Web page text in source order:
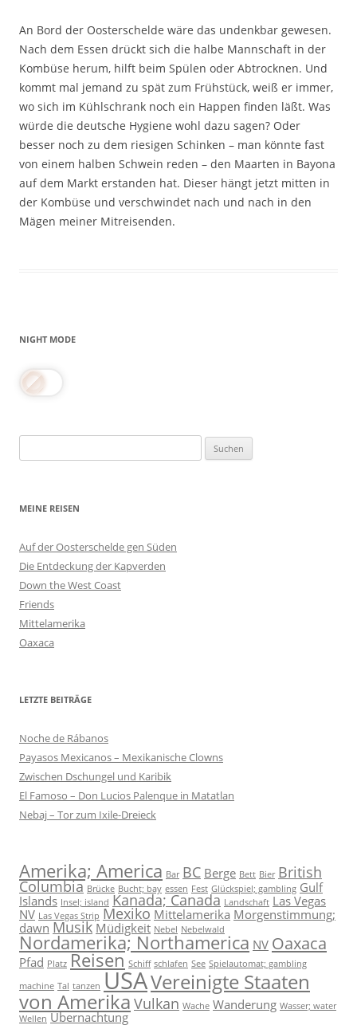
An Bord der Oosterschelde wäre das undenkbar gewesen.
Nach dem Essen drückt sich die halbe Mannschaft in der
Kombüse herum, hilft beim Spülen oder Abtrocknen. Und
kommt mal jemand zu spät zum Frühstück, weiß er immer,
wo sich im Kühlschrank noch ein Happen finden läßt. Was
würde die deutsche Hygiene wohl dazu sagen? Oder
besser noch zu dem riesigen Schinken – man könnte fast
von einem halben Schwein reden – den Maarten in Bayona
auf dem Markt erstanden hat. Dieser hängt jetzt mitten in
der Kombüse und verschwindet nach und nach in den
Mägen meiner Mitreisenden.
NIGHT MODE
nach:
MEINE REISEN
Auf der Oosterschelde gen Süden
Die Entdeckung der Kapverden
Down the West Coast
Friends
Mittelamerika
Oaxaca
LETZTE BEITRÄGE
Noche de Rábanos
Payasos Mexicanos – Mexikanische Clowns
Zwischen Dschungel und Karibik
El Famoso – Don Lucios Palenque in Matatlan
Nebaj – Tor zum Ixile-Dreieck
Amerika; America Bar BC Berge Bett Bier British
Columbia Brücke Bucht; bay essen Fest Glückspiel; gambling Gulf
Islands Insel; island Kanada; Canada Landschaft Las Vegas
NV Las Vegas Strip Mexiko Mittelamerika Morgenstimmung;
dawn Musik Müdigkeit Nebel Nebelwald
Nordamerika; Northamerica NV Oaxaca
Pfad Platz Reisen Schiff schlafen See Spielautomat; gambling
machine Tal tanzen USAVereinigte Staaten
von AmerikaVulkan Wache Wanderung Wasser; water
Wellen Übernachtung